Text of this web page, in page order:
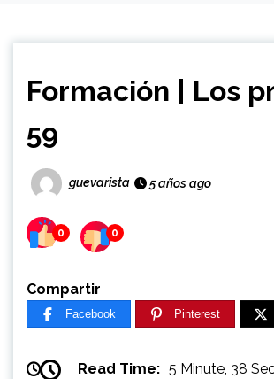
Formación | Los
59
guevarista 5 años ago
0 0
Compartir
Facebook Pinterest
Read Time: 5 Minute, 38